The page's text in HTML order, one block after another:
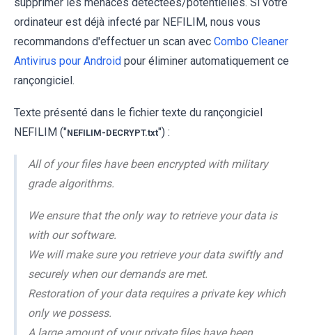
supprimer les menaces détectées/potentielles. Si votre
ordinateur est déjà infecté par NEFILIM, nous vous
recommandons d'effectuer un scan avec Combo Cleaner
Antivirus pour Android pour éliminer automatiquement ce
rançongiciel.
Texte présenté dans le fichier texte du rançongiciel
NEFILIM ("NEFILIM-DECRYPT.txt") :
All of your files have been encrypted with military
grade algorithms.
We ensure that the only way to retrieve your data is
with our software.
We will make sure you retrieve your data swiftly and
securely when our demands are met.
Restoration of your data requires a private key which
only we possess.